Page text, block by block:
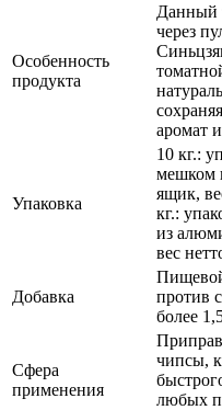
Особенность
продукта
Данный
через
аромат
Упаковка
10 кг.:
мешком
ящик,
кг.:
из
вес
Добавка
Пищевой
против
более
Сфера
применения
чипсы,
любых